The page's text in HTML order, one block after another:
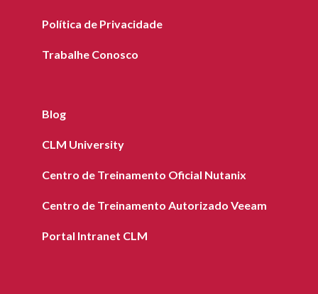
Política de Privacidade
Trabalhe Conosco
Blog
CLM University
Centro de Treinamento Oficial Nutanix
Centro de Treinamento Autorizado Veeam
Portal Intranet CLM